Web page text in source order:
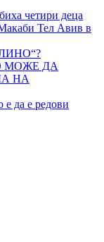
четири деца
Тел Авив в
МОЖЕ ДА
НА
е да е редови